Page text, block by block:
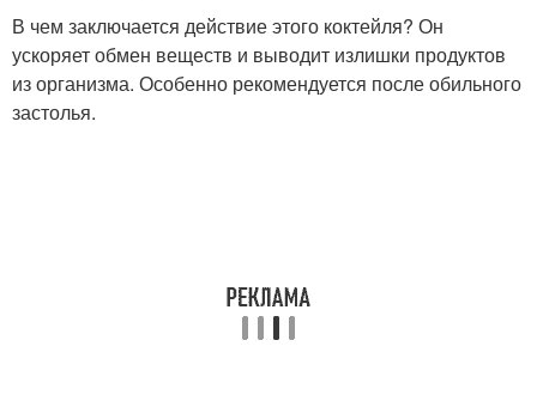
В чем заключается действие этого коктейля? Он
ускоряет обмен веществ и выводит излишки продуктов
из организма. Особенно рекомендуется после обильного
застолья.